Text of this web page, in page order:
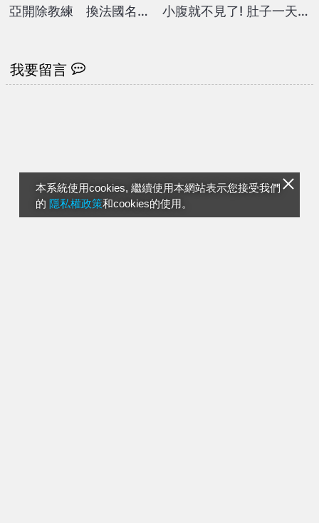
本系統使用cookies, 繼續使用本網站表示您接受我們
的 隱私權政策和cookies的使用。
亞開除教練 換法國名帥
小腹就不見了! 肚子一天
我要留言